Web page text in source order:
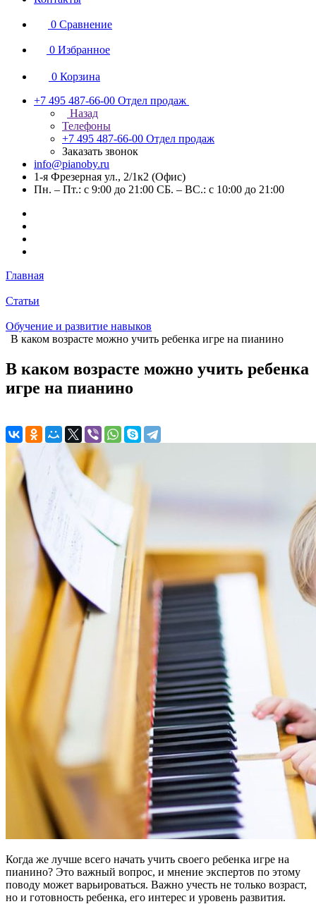
0 Сравнение
0 Избранное
0 Корзина
+7 495 487-66-00 Отдел продаж
Назад
Телефоны
+7 495 487-66-00 Отдел продаж
Заказать звонок
info@pianoby.ru
1-я Фрезерная ул., 2/1к2 (Офис)
Пн. – Пт.: с 9:00 до 21:00 СБ. – ВС.: с 10:00 до 21:00
Главная
Статьи
Обучение и развитие навыков
В каком возрасте можно учить ребенка игре на пианино
В каком возрасте можно учить ребенка
игре на пианино
Когда же лучше всего начать учить своего ребенка игре на
пианино? Это важный вопрос, и мнение экспертов по этому
поводу может варьироваться. Важно учесть не только возраст,
но и готовность ребенка, его интерес и уровень развития.